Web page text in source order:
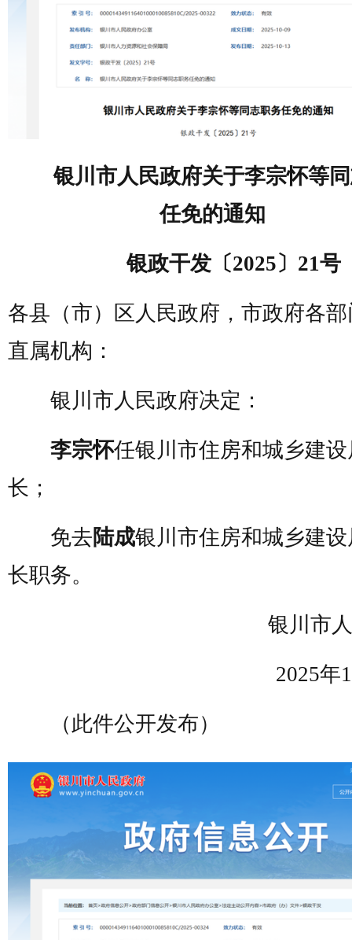
银川市人民政府关于李宗怀等
任免的通知
银政干发〔2025〕21号
各县（市）区人民政府，市政府各
直属机构：
银川市人民政府决定：
李宗怀任银川市住房和城乡建
长；
免去陆成银川市住房和城乡建
长职务。
银川市人
2025年
（此件公开发布）